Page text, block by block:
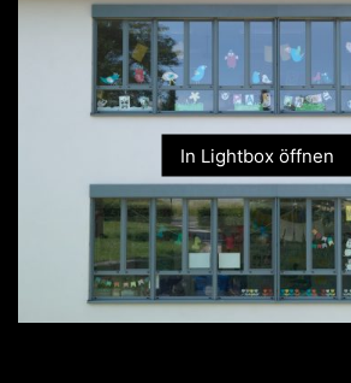
In Lightbox öffnen